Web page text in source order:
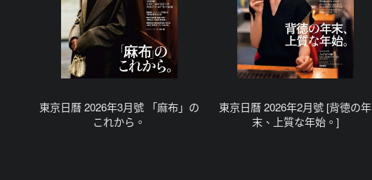
東京日曆 2026年3月號 「麻布」の
これから。
東京日曆 2026年2月號 [背徳の年
末、上質な年始。]